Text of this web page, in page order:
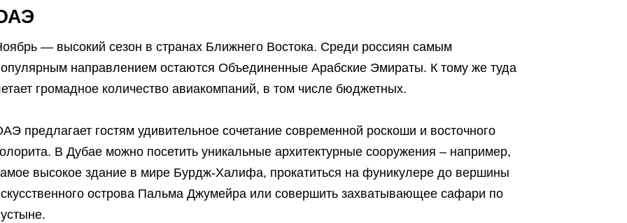
— высокий сезон в странах Ближнего Востока. Среди россиян самым
направлением остаются Объединенные Арабские Эмираты. К тому же туда
громадное количество авиакомпаний, в том числе бюджетных.
предлагает гостям удивительное сочетание современной роскоши и восточного
В Дубае можно посетить уникальные архитектурные сооружения – например,
высокое здание в мире Бурдж-Халифа, прокатиться на фуникулере до вершины
острова Пальма Джумейра или совершить захватывающее сафари по